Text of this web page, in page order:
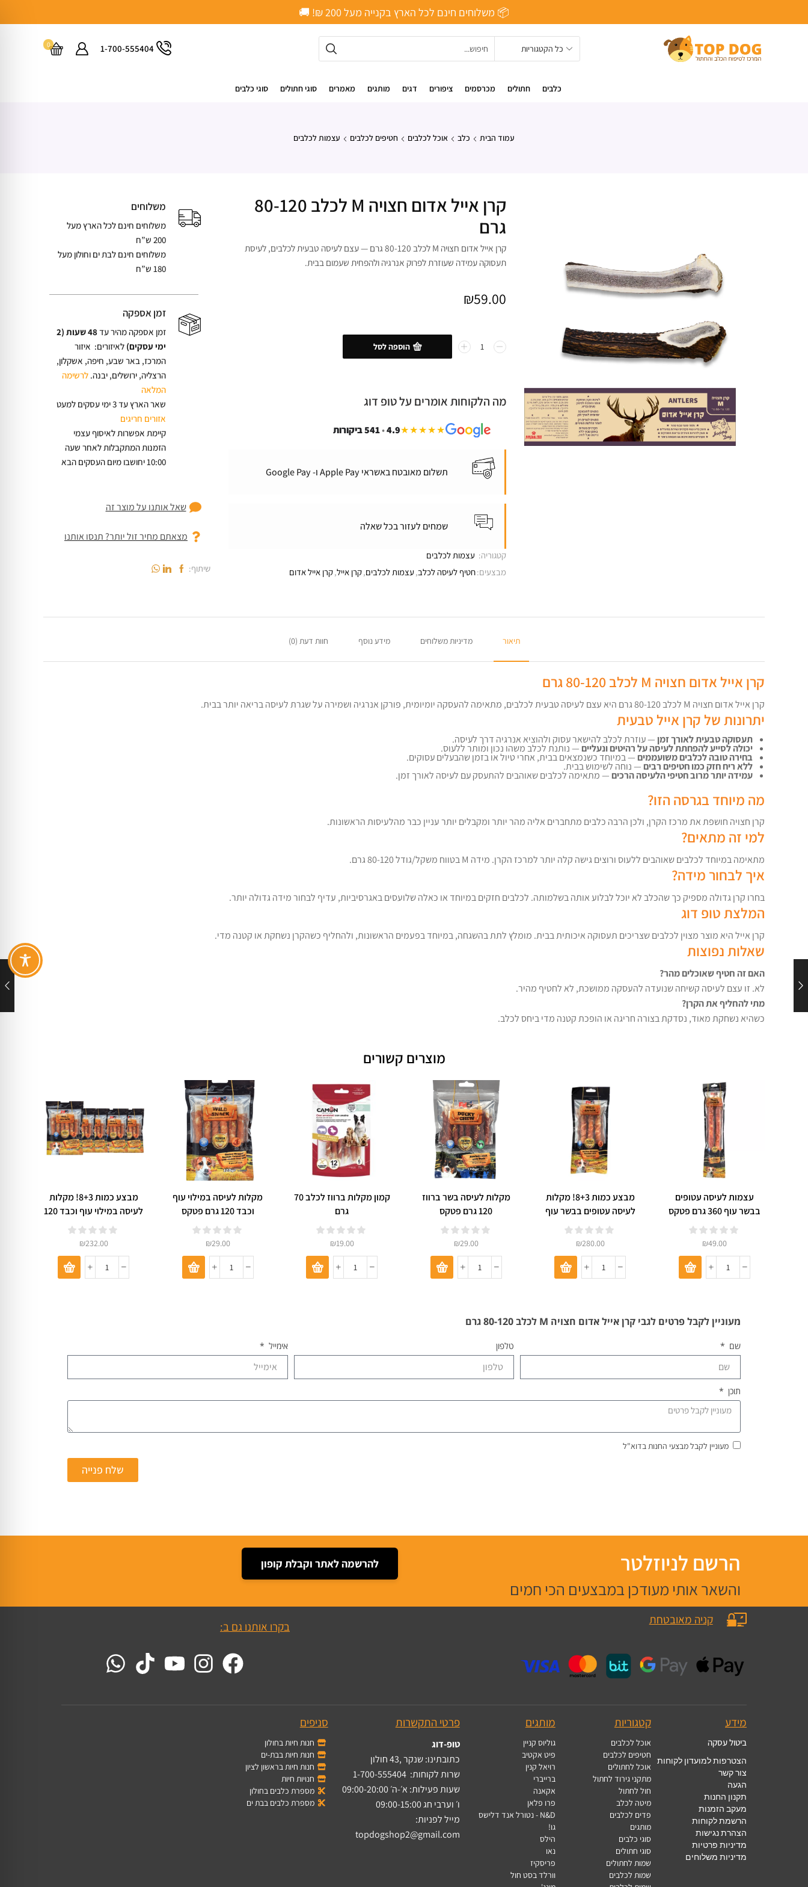
📦 משלוחים חינם לכל הארץ בקנייה מעל ‎200 ₪! 🚚
1-700-555404
0
כלבים חתולים מכרסמים ציפורים דגים מותגים מאמרים סוגי חתולים סוגי כלבים
עמוד הבית כלב אוכל לכלבים חטיפים לכלבים עצמות לכלבים
קרן אייל אדום חצויה M לכלב 80-120
גרם
קרן אייל אדום חצויה M לכלב 80-120 גרם — עצם לעיסה טבעית לכלבים, לעיסת
תעסוקה עמידה שעוזרת לפרוק אנרגיה ולהפחית שעמום בבית.
₪59.00
הוספה לסל
מה הלקוחות אומרים על טופ דוג
★★★★★
4.9
•541 ביקורות
תשלום מאובטח באשראי Apple Pay ו- Google Pay
שמחים לעזור בכל שאלה
קטגוריה: עצמות לכלבים
מבצעים:חטיף לעיסה לכלב, עצמות לכלבים,קרן אייל,קרן אייל אדום
משלוחים
משלוחים חינם לכל הארץ מעל
200 ש”ח
משלוחים חינם לבת ים וחולון מעל
180 ש”ח
זמן אספקה
זמן אספקה מהיר עד
48 שעות (2
ימי עסקים)לאיזורים: איזור
המרכז, באר שבע, חיפה, אשקלון,
הרצליה, ירושלים, יבנה.לרשימה
המלאה
שאר הארץ עד 3 ימי עסקים למעט
אזורים חריגים
קיימת אפשרות לאיסוף עצמי
הזמנות המתקבלות לאחר שעה
10:00 יחושבו מיום העסקים הבא
שאל אותנו על מוצר זה
מצאתם מחיר זול יותר? תנסו אותנו
שיתוף:
תיאור מדיניות משלוחים מידע נוסף חוות דעת (0)
קרן אייל אדום חצויה M לכלב 80-120 גרם
קרן אייל אדום חצויה M לכלב 80-120 גרם היא עצם לעיסה טבעית לכלבים, מתאימה להעסקה יומיומית, פורקן אנרגיה ושמירה על שגרת לעיסה בריאה יותר בבית.
יתרונות של קרן אייל טבעית
תעסוקה טבעית לאורך זמן— עוזרת לכלב להישאר עסוק ולהוציא אנרגיה דרך לעיסה.
יכולה לסייע להפחתת לעיסה על רהיטים ונעליים — נותנת לכלב משהו נכון ומותר ללעוס.
בחירה טובה לכלבים משועממים — במיוחד כשנמצאים בבית, אחרי טיול או בזמן שהבעלים עסוקים.
ללא ריח חזק כמו חטיפים רבים — נוחה לשימוש בבית.
עמידה יותר מרוב חטיפי הלעיסה הרכים — מתאימה לכלבים שאוהבים להתעסק עם לעיסה לאורך זמן.
מה מיוחד בגרסה הזו?
קרן חצויה חושפת את מרכז הקרן, ולכן הרבה כלבים מתחברים אליה מהר יותר ומקבלים יותר עניין כבר מהלעיסות הראשונות.
למי זה מתאים?
מתאימה במיוחד לכלבים שאוהבים ללעוס ורוצים גישה קלה יותר למרכז הקרן. מידה M בטווח משקל/גודל 80-120 גרם.
איך לבחור מידה?
בחרו קרן גדולה מספיק כך שהכלב לא יוכל לבלוע אותה בשלמותה. לכלבים חזקים במיוחד או כאלה שלועסים באגרסיביות, עדיף לבחור מידה גדולה יותר.
המלצת טופ דוג
קרן אייל היא מוצר מצוין לכלבים שצריכים תעסוקה איכותית בבית. מומלץ לתת בהשגחה, במיוחד בפעמים הראשונות, ולהחליף כשהקרן נשחקת או קטנה מדי.
שאלות נפוצות
האם זה חטיף שאוכלים מהר?
לא. זו עצם לעיסה קשיחה שנועדה להעסקה ממושכת, לא לחטיף מהיר.
מתי להחליף את הקרן?
כשהיא נשחקת מאוד, נסדקת בצורה חריגה או הופכת קטנה מדי ביחס לכלב.
מוצרים קשורים
עצמות לעיסה עטופים
בבשר עוף 360 גרם פטקס
₪49.00
מבצע כמות 8+3! מקלות
לעיסה עטופים בבשר עוף
180 גרם פטקס
₪280.00
מקלות לעיסה בשר ברווז
120 גרם פטקס
₪29.00
קמון מקלות ברווז לכלב 70
גרם
₪19.00
מקלות לעיסה במילוי עוף
וכבד 120 גרם פטקס
₪29.00
מבצע כמות 8+3! מקלות
לעיסה במילוי עוף וכבד 120
גרם פטקס
₪232.00
מעוניין לקבל פרטים לגבי קרן אייל אדום חצויה M לכלב 80-120 גרם
שם טלפון אימייל
תוכן
מעוניין לקבל מבצעי החנות בדוא"ל
שלח פנייה
הרשם לניוזלטר
והשאר אותי מעודכן במבצעים הכי חמים
להרשמה לאתר וקבלת קופון
קניה מאובטחת בקרו אותנו גם ב:
מידע
ביטול עסקה
הצטרפות למועדון לקוחות
צור קשר
הגעה
תקנון החנות
מעקב הזמנות
הרשמת לקוחות
הצהרת נגישות
מדיניות פרטיות
מדיניות משלוחים
קטגוריות
אוכל לכלבים
חטיפים לכלבים
אוכל לחתולים
מתקני גירוד לחתול
חול לחתול
מיטה לכלב
פדים לכלבים
מותגים
סוגי כלבים
סוגי חתולים
שמות לחתולים
שמות לכלבים
מותגים
גוליוס קניין
פיט אקטיב
רויאל קנין
ברייברי
אקאנה
פרו פלאן
N&D - נטורל אנד דלישס
גו!
הילס
נאו
פריסקיז
וורלד בסט חול
פרטי התקשרות
טופ-דוג
כתובתינו: שנקר ,43 חולון
שרות לקוחות:1-700-555404
שעות פעילות: א׳-ה׳ 09:00-20:00
ו׳ וערבי חג 09:00-15:00
מייל לפניות:
topdogshop2@gmail.com
סניפים
חנות חיות בחולון
חנות חיות בבת-ים
חנות חיות בראשון לציון
חנויות חיות
מספרת כלבים בחולון
מספרת כלבים בבת ים